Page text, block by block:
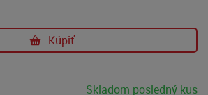
Kúpiť
Skladom posledný kus